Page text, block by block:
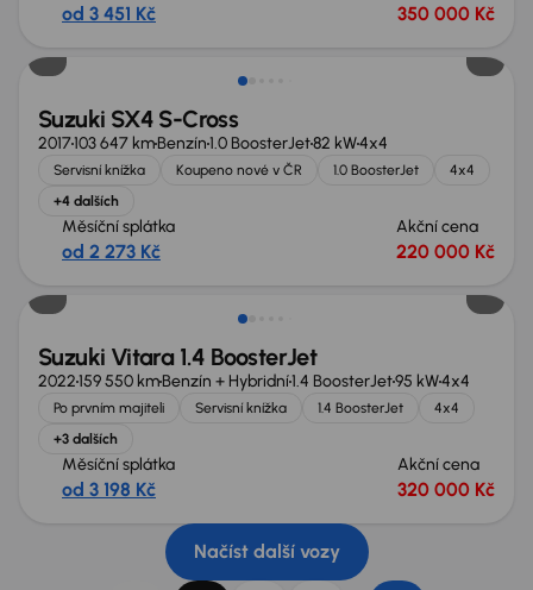
od 3 451 Kč 350 000 Kč
Suzuki SX4 S-Cross
2017103 647 kmBenzín1.0 BoosterJet82 kW4x4
Servisní knížka Koupeno nové v ČR 1.0 BoosterJet
4x4
+4 dalších
Měsíční splátka
od 2 273 Kč
Akční cena
220 000 Kč
Suzuki Vitara 1.4 BoosterJet
2022159 550 kmBenzín + Hybridní1.4 BoosterJet95 kW4x4
Po prvním majiteli Servisní knížka 1.4 BoosterJet
4x4
+3 dalších
Měsíční splátka
od 3 198 Kč
Akční cena
320 000 Kč
Načíst další vozy